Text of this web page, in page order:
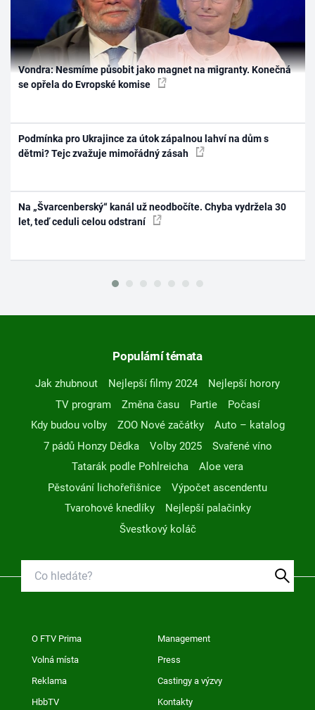
Vondra: Nesmíme působit jako magnet na migranty. Konečná
se opřela do Evropské komise
Podmínka pro Ukrajince za útok zápalnou lahví na dům s
dětmi? Tejc zvažuje mimořádný zásah
Na „Švarcenberský“ kanál už neodbočíte. Chyba vydržela 30
let, teď ceduli celou odstraní
Populární témata
Jak zhubnout Nejlepší filmy 2024
Nejlepší horory
TV program
Změna času Partie
Počasí
Kdy budou volby
ZOO Nové začátky
Auto – katalog
7 pádů Honzy Dědka
Volby 2025
Svařené víno
Tatarák podle Pohlreicha
Aloe vera
Pěstování lichořeřišnice
Výpočet ascendentu
Tvarohové knedlíky
Nejlepší palačinky
Švestkový koláč
O FTV Prima Management
Volná místa Press
Reklama Castingy a výzvy
HbbTV Kontakty